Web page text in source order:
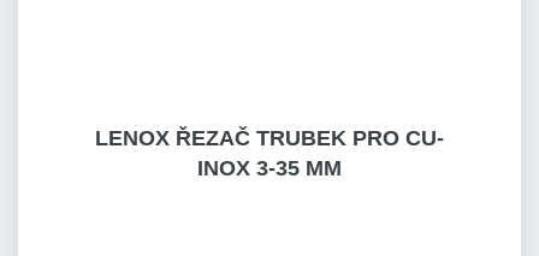
LENOX ŘEZAČ TRUBEK PRO CU-
INOX 3-35 MM